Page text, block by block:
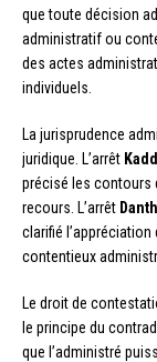
que toute décision
administratif ou
des actes
individuels.
La jurisprudence
juridique. L’arrêt
précisé les contours
recours. L’arrêt
clarifié
contentieux
Le droit de
le principe du
que l’administré